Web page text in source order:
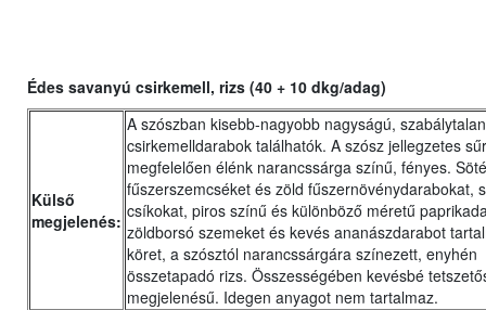
Édes savanyú csirkemell, rizs (40 + 10 dkg/adag)
Külső
megjelenés:
A szószban kisebb-nagyobb nagyságú,
csirkemelldarabok találhatók. A szósz jellegzetes
megfelelően élénk narancssárga színű, fényes.
fűszerszemcséket és zöld fűszernövénydarabokat,
csíkokat, piros színű és különböző méretű
zöldborsó szemeket és kevés ananászdarabot
köret, a szósztól narancssárgára színezett, enyhén
összetapadó rizs. Összességében kevésbé
megjelenésű. Idegen anyagot nem tartalmaz.